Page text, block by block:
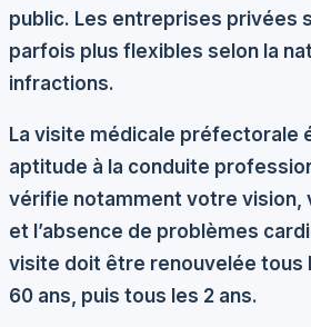
public. Les entreprises privées
parfois plus flexibles selon la
infractions.
La visite médicale préfectorale
aptitude à la conduite
vérifie notamment votre vision,
et l’absence de problèmes
visite doit être renouvelée tous
60 ans, puis tous les 2 ans.